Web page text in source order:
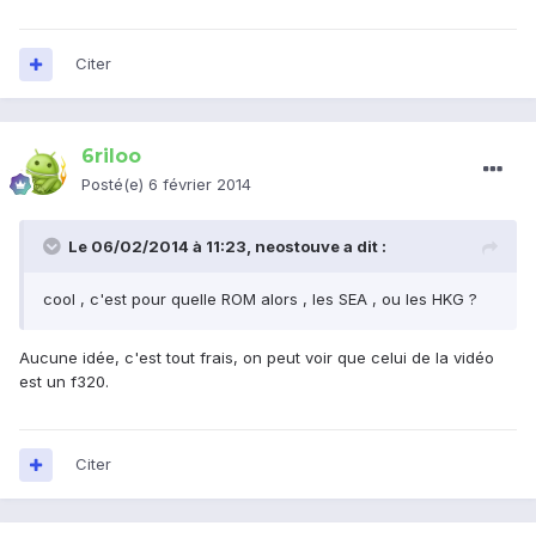
Citer
6riloo
Posté(e) 6 février 2014
Le 06/02/2014 à 11:23, neostouve a dit :
cool , c'est pour quelle ROM alors , les SEA , ou les HKG ?
Aucune idée, c'est tout frais, on peut voir que celui de la vidéo
est un f320.
Citer